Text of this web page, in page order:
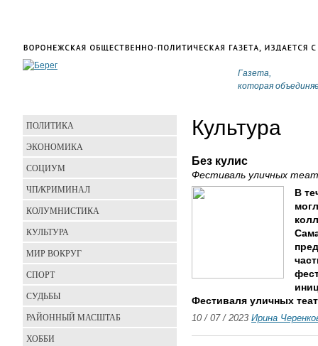
Газета,
которая
Культура
Без кулис
Фестиваль уличных
В
Фестиваля уличных
10 / 07 / 2023 Ирина
ПОЛИТИКА
ЭКОНОМИКА
СОЦИУМ
ЧП/КРИМИНАЛ
КОЛУМНИСТИКА
КУЛЬТУРА
МИР ВОКРУГ
СПОРТ
СУДЬБЫ
РАЙОННЫЙ МАСШТАБ
ХОББИ